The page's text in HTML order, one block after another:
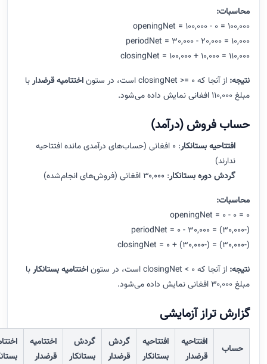
محاسبات:
openingNet = 100,000 - 0 = 100,000
periodNet = 30,000 - 20,000 = 10,000
closingNet = 100,000 + 10,000 = 110,000
نتیجه:از آنجا که closingNet >= 0 است، در ستون اختتامیه قرضداربا
مبلغ ۱۱۰,۰۰۰ افغانی نمایش داده می‌شود.
حساب فروش (درآمد)
افتتاحیه بستانکار
: ۰ افغانی (حساب‌های درآمدی مانده افتتاحیه
ندارند)
گردش دوره بستانکار: ۳۰,۰۰۰ افغانی (فروش‌های انجام‌شده)
محاسبات:
openingNet = 0 - 0 = 0
periodNet = 0 - 30,000 = (30,000-)
closingNet = 0 + (30,000-) = (30,000-)
نتیجه:از آنجا که closingNet < 0 است، در ستون اختتامیه بستانکاربا
مبلغ ۳۰,۰۰۰ افغانی نمایش داده می‌شود.
گزارش تراز آزمایشی
حساب
افتتاحیه
قرضدار
افتتاحیه
بستانکار
گردش
قرضدار
گردش
بستانکار
اختتامیه
قرضدار
اختتامیه
بستانکار